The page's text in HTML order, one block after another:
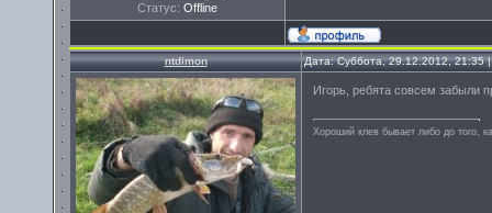
Статус: Offline
ntdimon Дата: Суббота, 29.12.2012,
Игорь, ребята совсем забыли
Хороший клев бывает либо до того,